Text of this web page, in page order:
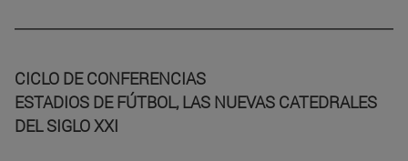
CICLO DE CONFERENCIAS
ESTADIOS DE FÚTBOL, LAS NUEVAS CATEDRALES
DEL SIGLO XXI